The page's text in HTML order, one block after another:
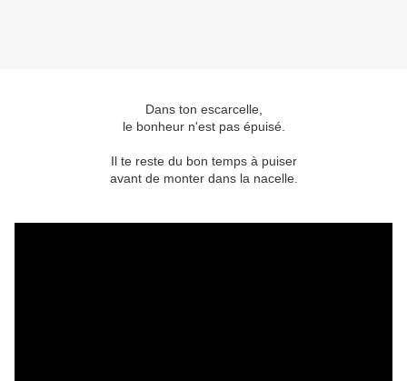
Dans ton escarcelle,
le bonheur n'est pas épuisé.
Il te reste du bon temps à puiser
avant de monter dans la nacelle.